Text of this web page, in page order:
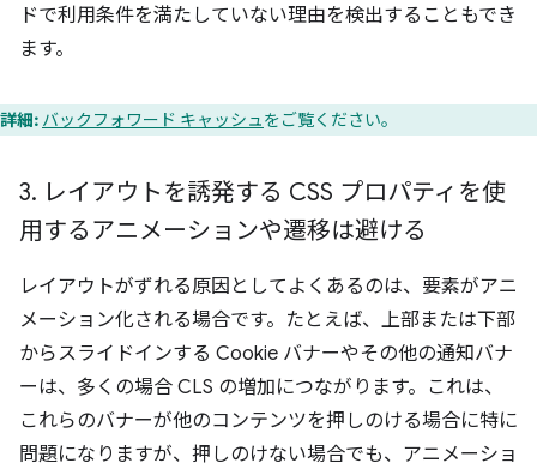
ドで利用条件を満たしていない理由を検出することもでき
ます。
詳細: バックフォワード キャッシュをご覧ください。
3. レイアウトを誘発する CSS プロパティを使
用するアニメーションや遷移は避ける
レイアウトがずれる原因としてよくあるのは、要素がアニ
メーション化される場合です。たとえば、上部または下部
からスライドインする Cookie バナーやその他の通知バナ
ーは、多くの場合 CLS の増加につながります。これは、
これらのバナーが他のコンテンツを押しのける場合に特に
問題になりますが、押しのけない場合でも、アニメーショ